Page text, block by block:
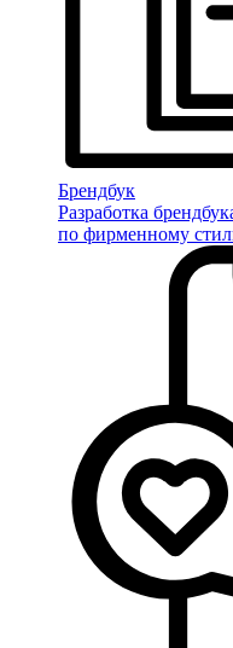
Брендбук
Разработка
по фирменному